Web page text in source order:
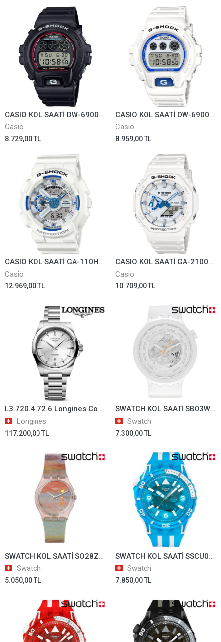
CASIO KOL SAATİ DW-6900RL-1DR
Casio
8.729,00 TL
CASIO KOL SAATİ DW-6900HDS-7DR
Casio
8.959,00 TL
CASIO KOL SAATİ GA-110HDS-7ADR
Casio
12.969,00 TL
CASIO KOL SAATİ GA-2100HDS-7ADR
Casio
10.709,00 TL
L3.720.4.72.6 Longines Conquest Unisex Kol Saati L37204726
Longines
117.200,00 TL
SWATCH KOL SAATİ SB03W100
Swatch
7.300,00 TL
SWATCH KOL SAATİ SO28Z700
Swatch
5.050,00 TL
SWATCH KOL SAATİ SSCU09S100
Swatch
7.850,00 TL